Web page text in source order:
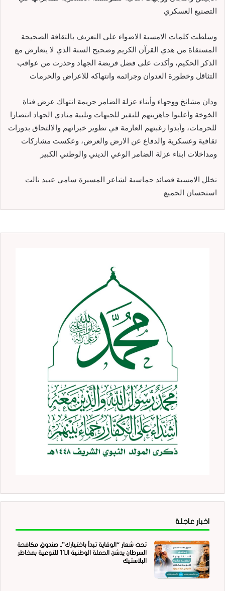
التصنيع العسكري
وسلطت كلمات الامسية الاضواء على التعريف بالثقافة الصحيحة
المستقاة من هدي القرآن الكريم وصحيح السنة الذي لا يتعارض مع
الذكر الحكيم، وأكدت على فضل فريضة الجهاد وحذرت من عواقب
التثاقل وخطورة العدوان وجرائمه وانتهاكه للاعراض والحرمات
ودان مشائخ ووجهاء وأبناء عزلة الضامر جريمة انتهاك عرض فتاة
الخوخة وأعلنوا جاهزيتهم للنفير للجبهات وتلبية منادي الجهاد انتصارا
للحرمات، وأبدوا رغبتهم العارمة في تطوير خبراتهم والالتحاق بدورات
ثقافية وعسكرية والدفاع عن الارض والعرض، وعكست مشاركات
ومداخلات ابناء عزلة الضامر الوعي الديني والوطني الكبير
تخلل الامسية قصائد حماسية لشاعر المسيرة سامي عبيد نالت
استحسان الجميع
اخبار عاجلة
تحت شعار “الوقاية تبدأ باختيارك”.. صندوق مكافحة
السرطان يدشن الحملة الوطنية الـ11 للتوعية بمخاطر
البلاستيك